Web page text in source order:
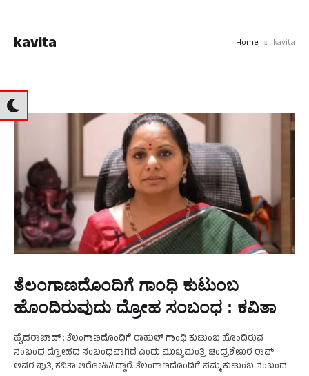
kavita Home kavita
ತೆಲಂಗಾಣದೊಂದಿಗೆ ಗಾಂಧಿ ಕುಟುಂಬ
ಹೊಂದಿರುವುದು ದ್ರೋಹ ಸಂಬಂಧ : ಕವಿತಾ
ಹೈದರಾಬಾದ್ : ತೆಲಂಗಾಣದೊಂದಿಗೆ ರಾಹುಲ್‍ ಗಾಂಧಿ ಕುಟುಂಬ ಹೊಂದಿರುವ
ಸಂಬಂಧ ದ್ರೋಹದ ಸಂಬಂಧವಾಗಿದೆ ಎಂದು ಮುಖ್ಯಮಂತ್ರಿ ಚಂದ್ರಶೇಖರ ರಾವ್
ಅವರ ಪುತ್ರಿ ಕವಿತಾ ಆರೋಪಿಸಿದ್ದಾರೆ. ತೆಲಂಗಾಣದೊಂದಿಗೆ ನಮ್ಮ ಕುಟುಂಬ ಸಂಬಂಧ